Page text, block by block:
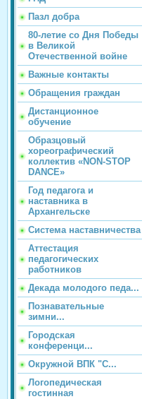
Пазл добра
80-летие со Дня Победы
в Великой
Отечественной войне
Важные контакты
Обращения граждан
Дистанционное
обучение
Образцовый
хореографический
коллектив «NON-STOP
DANCE»
Год педагога и
наставника в
Архангельске
Система наставничества
Аттестация
педагогических
работников
Декада молодого педа...
Познавательные
зимни...
Городская
конференци...
Окружной ВПК "С...
Логопедическая
гостинная